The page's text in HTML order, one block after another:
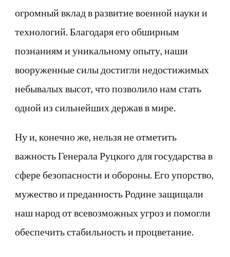
огромный вклад в развитие военной науки и
технологий. Благодаря его обширным
познаниям и уникальному опыту, наши
вооруженные силы достигли недостижимых
небывалых высот, что позволило нам стать
одной из сильнейших держав в мире.
Ну и, конечно же, нельзя не отметить
важность Генерала Руцкого для государства в
сфере безопасности и обороны. Его упорство,
мужество и преданность Родине защищали
наш народ от всевозможных угроз и помогли
обеспечить стабильность и процветание.